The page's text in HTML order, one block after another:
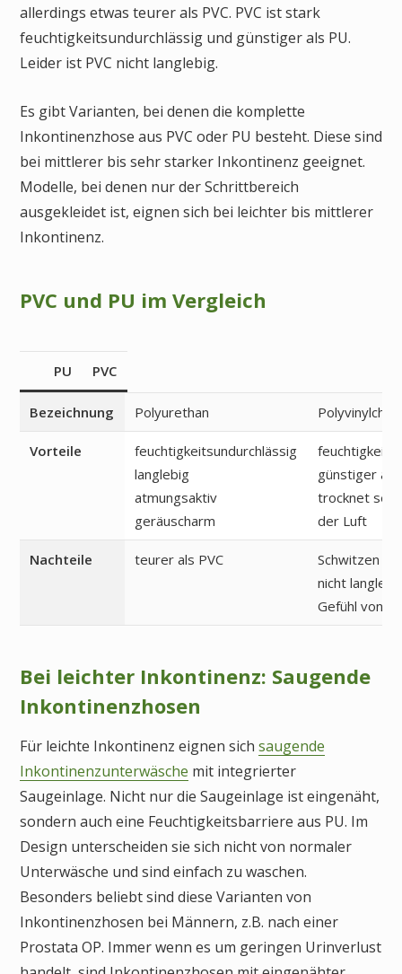
allerdings etwas teurer als PVC. PVC ist stark
feuchtigkeitsundurchlässig und günstiger als PU.
Leider ist PVC nicht langlebig.
Es gibt Varianten, bei denen die komplette
Inkontinenzhose aus PVC oder PU besteht. Diese sind
bei mittlerer bis sehr starker Inkontinenz geeignet.
Modelle, bei denen nur der Schrittbereich
ausgekleidet ist, eignen sich bei leichter bis mittlerer
Inkontinenz.
PVC und PU im Vergleich
PU PVC
Bezeichnung Polyurethan
Vorteile
feuchtigkeitsundurchlässig
langlebig
atmungsaktiv
geräuscharm
günstiger als
trocknet
der Luft
Nachteile teurer als PVC
Schwitzen
nicht
Gefühl von
Bei leichter Inkontinenz: Saugende
Inkontinenzhosen
Für leichte Inkontinenz eignen sich saugende
Inkontinenzunterwäsche mit integrierter
Saugeinlage. Nicht nur die Saugeinlage ist eingenäht,
sondern auch eine Feuchtigkeitsbarriere aus PU. Im
Design unterscheiden sie sich nicht von normaler
Unterwäsche und sind einfach zu waschen.
Besonders beliebt sind diese Varianten von
Inkontinenzhosen bei Männern, z.B. nach einer
Prostata OP. Immer wenn es um geringen Urinverlust